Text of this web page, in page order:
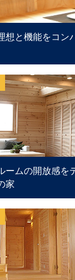
想と機能をコン
ームの開放感を
家